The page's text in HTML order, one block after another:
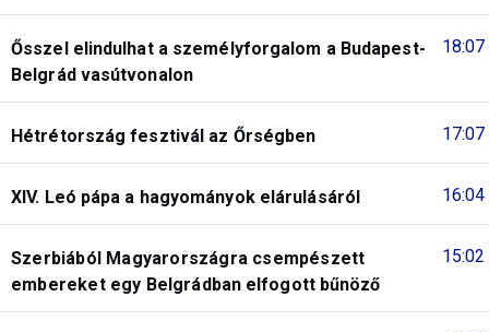
18:07
Ősszel elindulhat a személyforgalom a Budapest-
Belgrád vasútvonalon
17:07
Hétrétország fesztivál az Őrségben
16:04
XIV. Leó pápa a hagyományok elárulásáról
15:02
Szerbiából Magyarországra csempészett
embereket egy Belgrádban elfogott bűnöző